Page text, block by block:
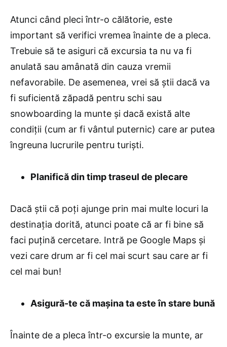
Atunci când pleci într-o călătorie, este
important să verifici vremea înainte de a pleca.
Trebuie să te asiguri că excursia ta nu va fi
anulată sau amânată din cauza vremii
nefavorabile. De asemenea, vrei să știi dacă va
fi suficientă zăpadă pentru schi sau
snowboarding la munte și dacă există alte
condiții (cum ar fi vântul puternic) care ar putea
îngreuna lucrurile pentru turiști.
Planifică din timp traseul de plecare
Dacă știi că poți ajunge prin mai multe locuri la
destinația dorită, atunci poate că ar fi bine să
faci puțină cercetare. Intră pe Google Maps și
vezi care drum ar fi cel mai scurt sau care ar fi
cel mai bun!
Asigură-te că mașina ta este în stare bună
Înainte de a pleca într-o excursie la munte, ar